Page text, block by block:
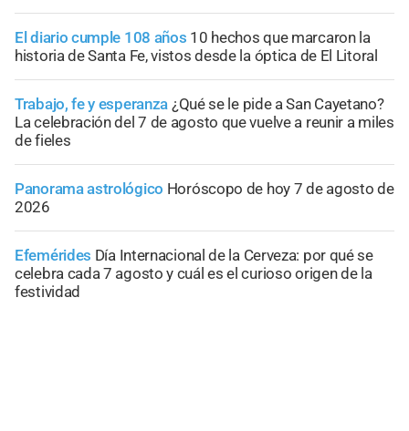
El diario cumple 108 años 10 hechos que marcaron la
historia de Santa Fe, vistos desde la óptica de El Litoral
Trabajo, fe y esperanza ¿Qué se le pide a San Cayetano?
La celebración del 7 de agosto que vuelve a reunir a miles
de fieles
Panorama astrológico Horóscopo de hoy 7 de agosto de
2026
Efemérides Día Internacional de la Cerveza: por qué se
celebra cada 7 agosto y cuál es el curioso origen de la
festividad